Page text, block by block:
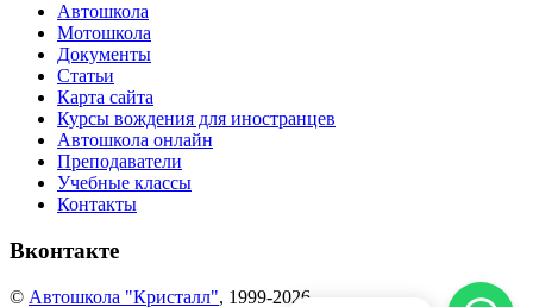
Автошкола
Мотошкола
Документы
Статьи
Карта сайта
Курсы вождения для иностранцев
Автошкола онлайн
Преподаватели
Учебные классы
Контакты
Вконтакте
© Автошкола "Кристалл", 1999-2026